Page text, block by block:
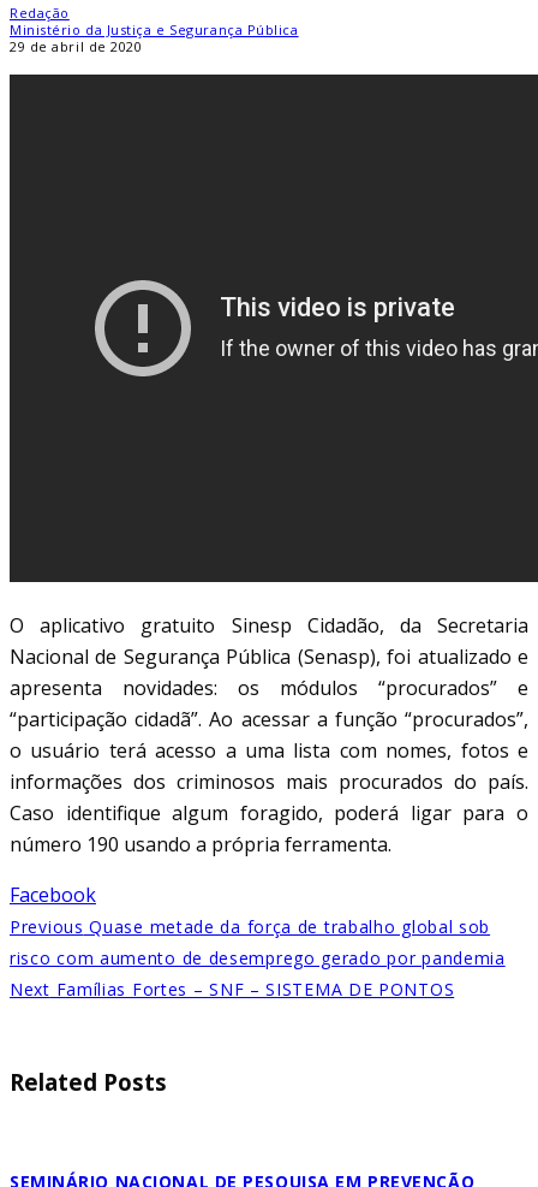
Redação
Ministério da Justiça e Segurança Pública
29 de abril de 2020
O aplicativo gratuito Sinesp Cidadão, da Secretaria
Nacional de Segurança Pública (Senasp), foi atualizado e
apresenta novidades: os módulos “procurados” e
“participação cidadã”. Ao acessar a função “procurados”,
o usuário terá acesso a uma lista com nomes, fotos e
informações dos criminosos mais procurados do país.
Caso identifique algum foragido, poderá ligar para o
número 190 usando a própria ferramenta.
Facebook
Previous Quase metade da força de trabalho global sob
risco com aumento de desemprego gerado por pandemia
Next Famílias Fortes – SNF – SISTEMA DE PONTOS
Related Posts
SEMINÁRIO NACIONAL DE PESQUISA EM PREVENÇÃO